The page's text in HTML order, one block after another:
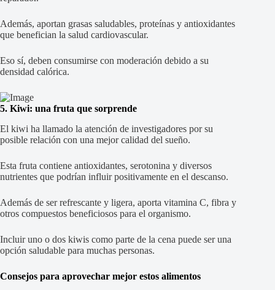
Además, aportan grasas saludables, proteínas y antioxidantes
que benefician la salud cardiovascular.
Eso sí, deben consumirse con moderación debido a su
densidad calórica.
5. Kiwi: una fruta que sorprende
El kiwi ha llamado la atención de investigadores por su
posible relación con una mejor calidad del sueño.
Esta fruta contiene antioxidantes, serotonina y diversos
nutrientes que podrían influir positivamente en el descanso.
Además de ser refrescante y ligera, aporta vitamina C, fibra y
otros compuestos beneficiosos para el organismo.
Incluir uno o dos kiwis como parte de la cena puede ser una
opción saludable para muchas personas.
Consejos para aprovechar mejor estos alimentos